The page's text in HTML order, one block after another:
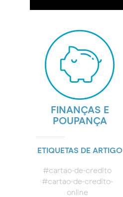
FINANÇAS E
POUPANÇA
ETIQUETAS DE ARTIGO
#cartao-de-credito
#cartao-de-credito-
online